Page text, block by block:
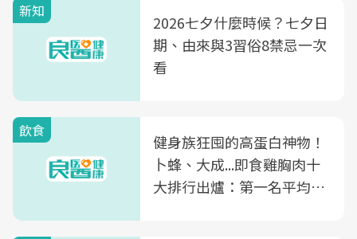
新知
2026七夕什麼時候？七夕日
期、由來與3習俗8禁忌一次
看
飲食
健身族狂囤的高蛋白神物！
卜蜂、大成...即食雞胸肉十
大排行出爐：第一名平均一